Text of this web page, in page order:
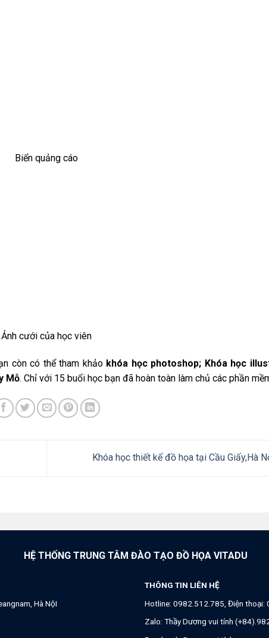
Biển quảng cáo
Ảnh cưới của học viên
còn có thể tham khảo khóa học photoshop; Khóa học
Mỗ. Chỉ với 15 buổi học bạn đã hoàn toàn làm chủ các phần
Khóa học thiết kế đồ họa tại Cầu Giấy,Hà
HỆ THỐNG TRUNG TÂM ĐÀO TẠO ĐỒ HỌA VITADU
Hà NộI
THÔNG TIN LIÊN HỆ
Hotline: 0982.512.785 , Điện thoại:
Zalo: Thầy Dương vui tính